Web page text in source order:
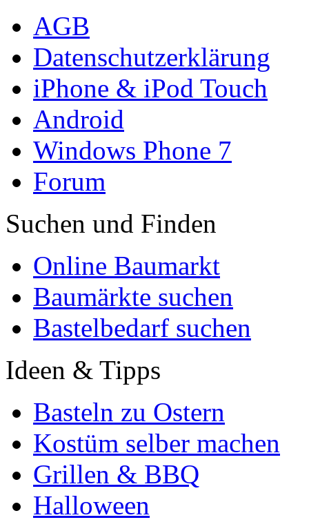
AGB
Datenschutzerklärung
iPhone & iPod Touch
Android
Windows Phone 7
Forum
Suchen und Finden
Online Baumarkt
Baumärkte suchen
Bastelbedarf suchen
Ideen & Tipps
Basteln zu Ostern
Kostüm selber machen
Grillen & BBQ
Halloween